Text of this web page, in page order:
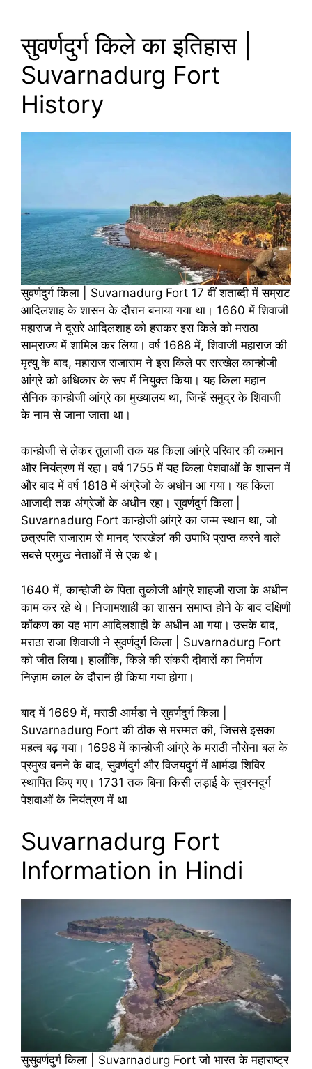
सुवर्णदुर्ग किले का इतिहास |
Suvarnadurg Fort
History
सुवर्णदुर्ग किला | Suvarnadurg Fort 17 वीं शताब्दी में सम्राट
आदिलशाह के शासन के दौरान बनाया गया था। 1660 में शिवाजी
महाराज ने दूसरे आदिलशाह को हराकर इस किले को मराठा
साम्राज्य में शामिल कर लिया। वर्ष 1688 में, शिवाजी महाराज की
मृत्यु के बाद, महाराज राजाराम ने इस किले पर सरखेल कान्होजी
आंग्रे को अधिकार के रूप में नियुक्त किया। यह किला महान
सैनिक कान्होजी आंग्रे का मुख्यालय था, जिन्हें समुद्र के शिवाजी
के नाम से जाना जाता था।
कान्होजी से लेकर तुलाजी तक यह किला आंग्रे परिवार की कमान
और नियंत्रण में रहा। वर्ष 1755 में यह किला पेशवाओं के शासन में
और बाद में वर्ष 1818 में अंग्रेजों के अधीन आ गया। यह किला
आजादी तक अंग्रेजों के अधीन रहा। सुवर्णदुर्ग किला |
Suvarnadurg Fort कान्होजी आंग्रे का जन्म स्थान था, जो
छत्रपति राजाराम से मानद ‘सरखेल’ की उपाधि प्राप्त करने वाले
सबसे प्रमुख नेताओं में से एक थे।
1640 में, कान्होजी के पिता तुकोजी आंग्रे शाहजी राजा के अधीन
काम कर रहे थे। निजामशाही का शासन समाप्त होने के बाद दक्षिणी
कोंकण का यह भाग आदिलशाही के अधीन आ गया। उसके बाद,
मराठा राजा शिवाजी ने सुवर्णदुर्ग किला | Suvarnadurg Fort
को जीत लिया। हालाँकि, किले की संकरी दीवारों का निर्माण
निज़ाम काल के दौरान ही किया गया होगा।
बाद में 1669 में, मराठी आर्मडा ने सुवर्णदुर्ग किला |
Suvarnadurg Fort की ठीक से मरम्मत की, जिससे इसका
महत्व बढ़ गया। 1698 में कान्होजी आंग्रे के मराठी नौसेना बल के
प्रमुख बनने के बाद, सुवर्णदुर्ग और विजयदुर्ग में आर्मडा शिविर
स्थापित किए गए। 1731 तक बिना किसी लड़ाई के सुवरनदुर्ग
पेशवाओं के नियंत्रण में था
Suvarnadurg Fort
Information in Hindi
सुसुवर्णदुर्ग किला | Suvarnadurg Fort जो भारत के महाराष्ट्र